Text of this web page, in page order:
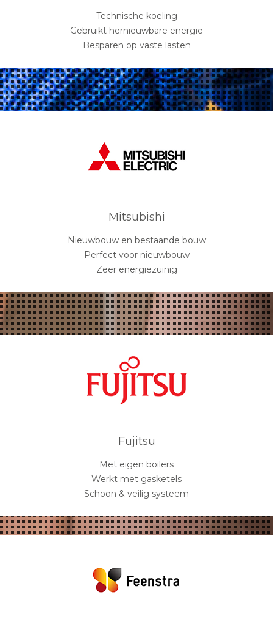
Technische koeling
Gebruikt hernieuwbare energie
Besparen op vaste lasten
Mitsubishi
Nieuwbouw en bestaande bouw
Perfect voor nieuwbouw
Zeer energiezuinig
Fujitsu
Met eigen boilers
Werkt met gasketels
Schoon & veilig systeem